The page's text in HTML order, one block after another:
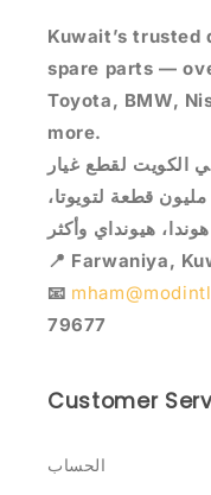
Kuwait’s
spare parts —
Toyota, BMW,
more.
الكويت لقطع غيار
السيارات الأصلية — أكثر من 1.2 مليون قطعة لتويوتا،
📍 Farwaniya,
📧
79677
Customer
الحساب